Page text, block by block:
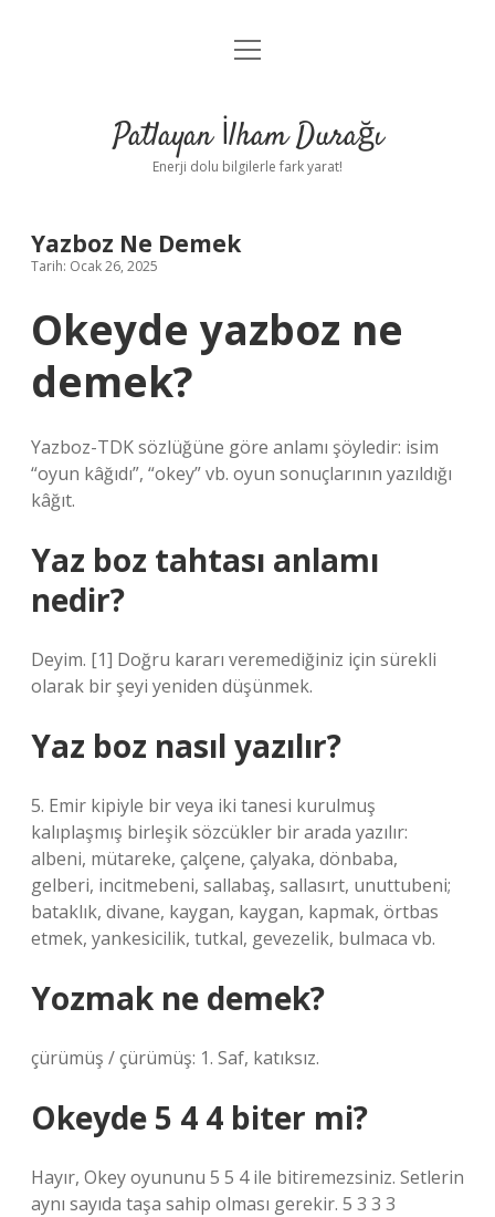
Anasayfa
Yasal Uyarı
menüyü
Patlayan İlham Durağı
Enerji dolu bilgilerle fark yarat!
Yazboz Ne Demek
Tarih: Ocak 26, 2025
Okeyde yazboz ne
demek?
Yazboz-TDK sözlüğüne göre anlamı şöyledir: isim
“oyun kâğıdı”, “okey” vb. oyun sonuçlarının yazıldığı
kâğıt.
Yaz boz tahtası anlamı
nedir?
Deyim. [1] Doğru kararı veremediğiniz için sürekli
olarak bir şeyi yeniden düşünmek.
Yaz boz nasıl yazılır?
5. Emir kipiyle bir veya iki tanesi kurulmuş
kalıplaşmış birleşik sözcükler bir arada yazılır:
albeni, mütareke, çalçene, çalyaka, dönbaba,
gelberi, incitmebeni, sallabaş, sallasırt, unuttubeni;
bataklık, divane, kaygan, kaygan, kapmak, örtbas
etmek, yankesicilik, tutkal, gevezelik, bulmaca vb.
Yozmak ne demek?
çürümüş / çürümüş: 1. Saf, katıksız.
Okeyde 5 4 4 biter mi?
Hayır, Okey oyununu 5 5 4 ile bitiremezsiniz. Setlerin
aynı sayıda taşa sahip olması gerekir. 5 3 3 3